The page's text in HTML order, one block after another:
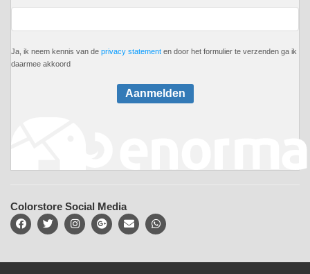
Ja, ik neem kennis van de privacy statement en door het formulier te verzenden ga ik
daarmee akkoord
Aanmelden
Colorstore Social Media